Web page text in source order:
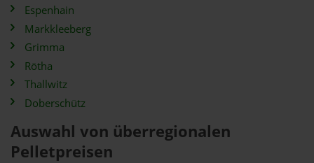
Espenhain
Markkleeberg
Grimma
Rötha
Thallwitz
Doberschütz
Auswahl von überregionalen
Pelletpreisen